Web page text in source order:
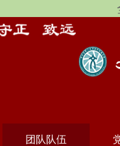
团队队伍